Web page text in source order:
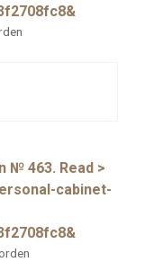
№ 463. Read >
cabinet-